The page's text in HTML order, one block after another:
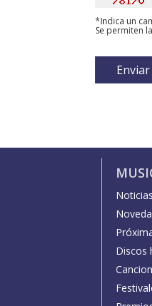
*Indica un
Se permiten
Noticias
Discos